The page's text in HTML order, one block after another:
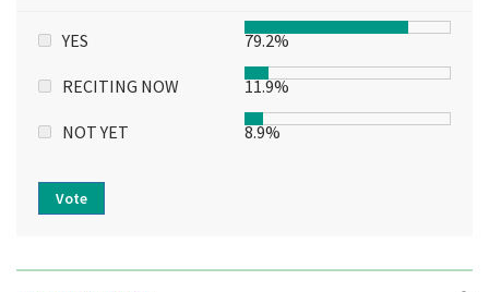
YES 79.2%
RECITING NOW 11.9%
NOT YET 8.9%
Vote